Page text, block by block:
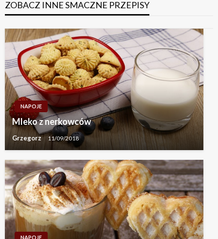
ZOBACZ INNE SMACZNE PRZEPISY
NAPOJE
Mleko z nerkowców
Grzegorz 11/09/2018
NAPOJE